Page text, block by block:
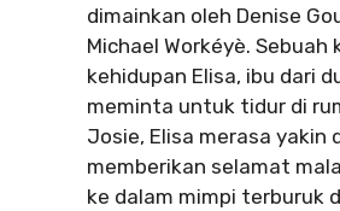
dimainkan oleh Denise
Michael Workéyè.
kehidupan Elisa, ibu dari
meminta untuk tidur di
Josie, Elisa merasa yakin
memberikan selamat
ke dalam mimpi terburuk